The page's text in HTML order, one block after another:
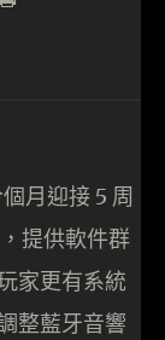
月迎接 5 周
提供軟件群
家更有系統
整藍牙音響